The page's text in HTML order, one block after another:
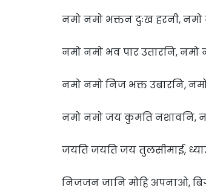
नमो नमो भक्तन दुःख हरनी, नमो
नमो नमो भव पार उतारनि, नमो
नमो नमो निज भक्त उबारनि,
नमो नमो जय कुमति नशावनि,
जयति जयति जय तुलसीमाई,
निजजन जानि मोहि अपनाओ,